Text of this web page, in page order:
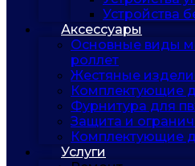
Устройства
Аксессуары
Основные виды
роллет
Жестяные
Комплектующие
Фурнитура для
Защита и
Комплектующие
Услуги